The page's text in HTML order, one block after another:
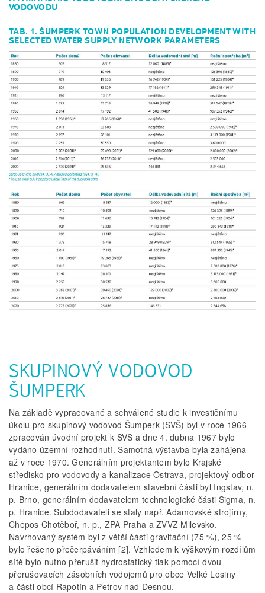
VODOVODU
TAB. 1. ŠUMPERK TOWN POPULATION DEVELOPMENT WITH
SELECTED WATER SUPPLY NETWORK PARAMETERS
SKUPINOVÝ VODOVOD
ŠUMPERK
Na základě vypracované a schválené studie k investičnímu
úkolu pro skupinový vodovod Šumperk (SVŠ) byl v roce 1966
zpracován úvodní projekt k SVŠ a dne 4. dubna 1967 bylo
vydáno územní rozhodnutí. Samotná výstavba byla zahájena
až v roce 1970. Generálním projektantem bylo Krajské
středisko pro vodovody a kanalizace Ostrava, projektový odbor
Hranice, generálním dodavatelem stavební části byl Ingstav, n.
p. Brno, generálním dodavatelem technologické části Sigma, n.
p. Hranice. Subdodavateli se staly např. Adamovské strojírny,
Chepos Chotěboř, n. p., ZPA Praha a ZVVZ Milevsko.
Navrhovaný systém byl z větší části gravitační (75 %), 25 %
bylo řešeno přečerpáváním [2]. Vzhledem k výškovým rozdílům
sítě bylo nutno přerušit hydrostatický tlak pomocí dvou
přerušovacích zásobních vodojemů pro obce Velké Losiny
a části obcí Rapotín a Petrov nad Desnou.